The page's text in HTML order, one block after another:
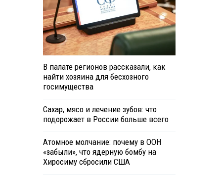
В палате регионов рассказали, как
найти хозяина для бесхозного
госимущества
Сахар, мясо и лечение зубов: что
подорожает в России больше всего
Атомное молчание: почему в ООН
«забыли», что ядерную бомбу на
Хиросиму сбросили США